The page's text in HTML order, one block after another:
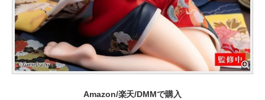
Amazon/楽天/DMMで購入